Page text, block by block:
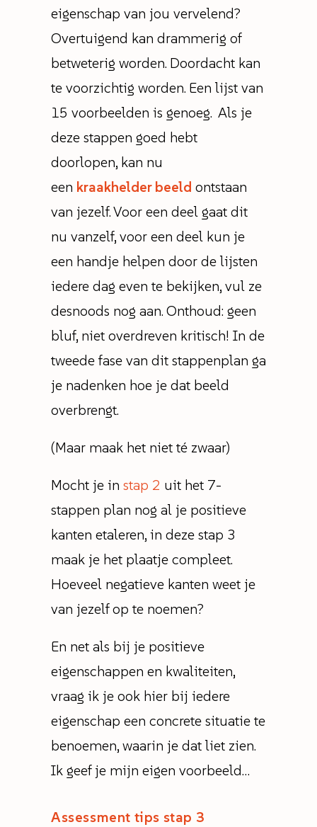
eigenschap van jou vervelend?
Overtuigend kan drammerig of
betweterig worden. Doordacht kan
te voorzichtig worden. Een lijst van
15 voorbeelden is genoeg. Als je
deze stappen goed hebt
doorlopen, kan nu
een kraakhelder beeld ontstaan
van jezelf. Voor een deel gaat dit
nu vanzelf, voor een deel kun je
een handje helpen door de lijsten
iedere dag even te bekijken, vul ze
desnoods nog aan. Onthoud: geen
bluf, niet overdreven kritisch! In de
tweede fase van dit stappenplan ga
je nadenken hoe je dat beeld
overbrengt.
(Maar maak het niet té zwaar)
Mocht je in stap 2 uit het 7-
stappen plan nog al je positieve
kanten etaleren, in deze stap 3
maak je het plaatje compleet.
Hoeveel negatieve kanten weet je
van jezelf op te noemen?
En net als bij je positieve
eigenschappen en kwaliteiten,
vraag ik je ook hier bij iedere
eigenschap een concrete situatie te
benoemen, waarin je dat liet zien.
Ik geef je mijn eigen voorbeeld…
Assessment tips stap 3